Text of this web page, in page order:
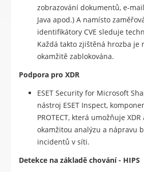
zobrazování dokumentů, e-
Java apod.) A namísto
identifikátory CVE sleduje
Každá takto zjištěná hrozba je
okamžitě zablokována.
Podpora pro XDR
ESET Security for Microsoft
nástroj ESET Inspect,
PROTECT, která umožňuje
okamžitou analýzu a nápravu
incidentů v síti.
Detekce na základě chování - HIPS